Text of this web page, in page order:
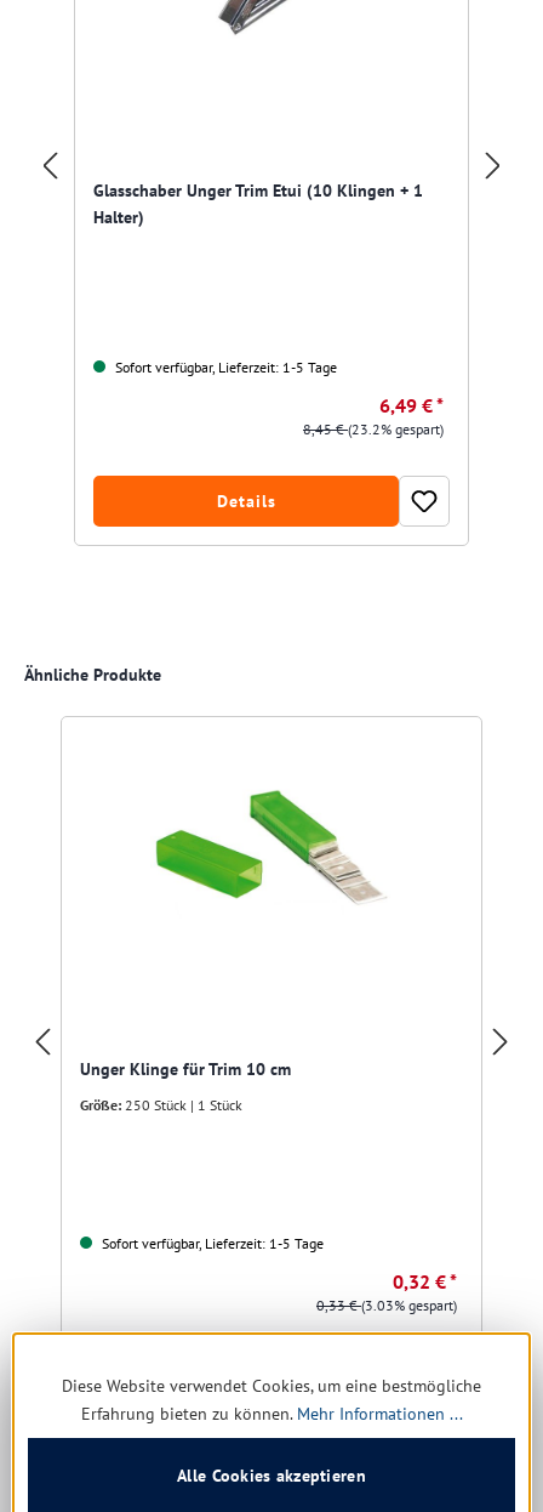
Glasschaber Unger Trim Etui (10 Klingen + 1
Halter)
Sofort verfügbar, Lieferzeit: 1-5 Tage
6,49 € *
8,45 €(23.2% gespart)
Details
Produktgalerie überspringen
Ähnliche Produkte
Unger Klinge für Trim 10 cm
Größe: 250 Stück | 1 Stück
Sofort verfügbar, Lieferzeit: 1-5 Tage
0,32 € *
0,33 €(3.03% gespart)
Details
Kunden kauften auch
Diese Website verwendet Cookies, um eine bestmögliche
Erfahrung bieten zu können. Mehr Informationen ...
Alle Cookies akzeptieren